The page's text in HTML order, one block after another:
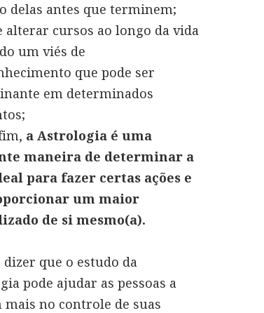
delas antes que terminem;
alterar cursos ao longo da vida
um viés de
que pode ser
em determinados
a Astrologia é uma
maneira de determinar a
para fazer certas ações e
um maior
de si mesmo(a).
dizer que o estudo da
pode ajudar as pessoas a
mais no controle de suas